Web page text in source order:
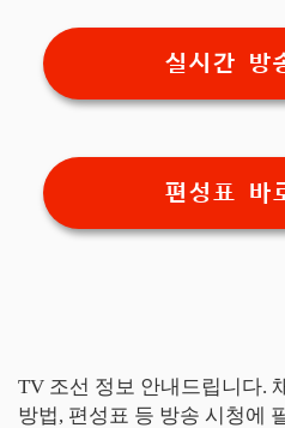
실시간 방
편성표 바
TV 조선 정보 안내드립니다.
방법, 편성표 등 방송 시청에